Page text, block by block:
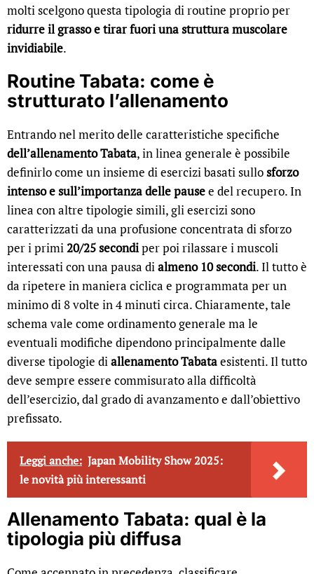
molti scelgono questa tipologia di routine proprio per
ridurre il grasso e tirar fuori una struttura muscolare
invidiabile.
Routine Tabata: come è
strutturato l’allenamento
Entrando nel merito delle caratteristiche specifiche
dell’allenamento Tabata, in linea generale è possibile
definirlo come un insieme di esercizi basati sullosforzo
intenso e sull’importanza delle pausee del recupero. In
linea con altre tipologie simili, gli esercizi sono
caratterizzati da una profusione concentrata di sforzo
per i primi20/25 secondiper poi rilassare i muscoli
interessati con una pausa dialmeno 10 secondi. Il tutto è
da ripetere in maniera ciclica e programmata per un
minimo di 8 volte in 4 minuti circa. Chiaramente, tale
schema vale come ordinamento generale ma le
eventuali modifiche dipendono principalmente dalle
diverse tipologie diallenamento Tabataesistenti. Il tutto
deve sempre essere commisurato alla difficoltà
dell’esercizio, dal grado di avanzamento e dall’obiettivo
prefissato.
Leggi anche: Japan Mobility Show 2025:
le novità più interessanti
Allenamento Tabata: qual è la
tipologia più diffusa